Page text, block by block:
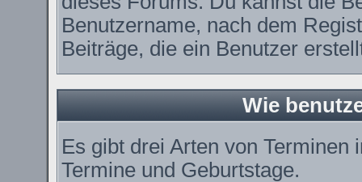
Benutzername, nach dem
Beiträge, die ein Benutzer
Wie
Es gibt drei Arten von Terminen
Termine und Geburtstage.